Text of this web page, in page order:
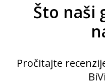
Što naši
Pročitajte